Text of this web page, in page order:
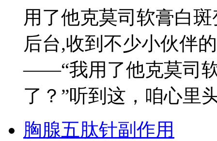
用了他克莫司软膏白
后台,收到不少小伙伴
——“我用了他克莫司
了？”听到这，咱心里
胸腺五肽针副作用